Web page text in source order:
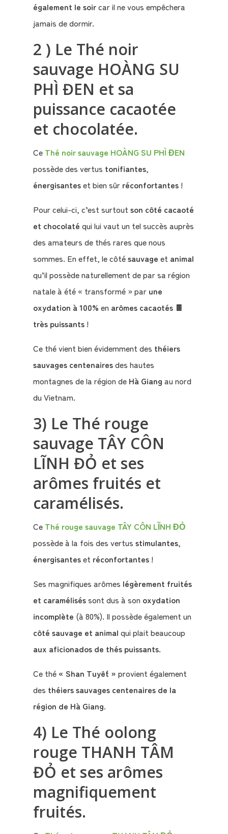
Mon
Mon
Panier
également le soircar il ne vous empêchera
jamais de dormir.
2 ) Le Thé noir
sauvage HOÀNG SU
PHÌ ĐEN et sa
puissance cacaotée
et chocolatée.
Ce Thé noir sauvage HOÀNG SU PHÌ ĐEN
possède des vertus tonifiantes,
énergisanteset bien sûr réconfortantes!
Pour celui-ci, c’est surtoutson côté cacaoté
et chocolaté qui lui vaut un tel succès auprès
des amateurs de thés rares que nous
sommes. En effet, le côtésauvage et animal
qu’il possède naturellement de par sa région
natale à été « transformé » par une
oxydation à 100% enarômes cacaotés 🍫
très puissants!
Ce thé vient bien évidemment des théiers
sauvages centenairesdes hautes
montagnes de la région deHà Giang au nord
du Vietnam.
3) Le Thé rouge
sauvage TÂY CÔN
LĨNH ĐỎ et ses
arômes fruités et
caramélisés.
Ce Thé rouge sauvage TÂY CÔN LĨNH ĐỎ
possède à la fois des vertus stimulantes,
énergisanteset réconfortantes!
Ses magnifiques arômes légèrement fruités
et caraméliséssont dus à sonoxydation
incomplète (à 80%). Il possède également un
côté sauvage et animal qui plait beaucoup
aux aficionados de thés puissants.
Ce thé « Shan Tuyết » provient également
des théiers sauvages centenaires de la
région de Hà Giang.
4) Le Thé oolong
rouge THANH TÂM
ĐỎ et ses arômes
magnifiquement
fruités.